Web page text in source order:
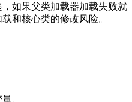
如果父类加载器加载失败就
和核心类的修改风险。
、